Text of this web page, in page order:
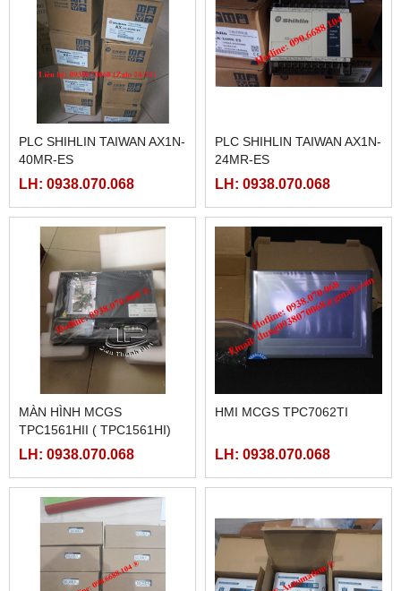
PLC SHIHLIN TAIWAN AX1N-
40MR-ES
LH: 0938.070.068
PLC SHIHLIN TAIWAN AX1N-
24MR-ES
LH: 0938.070.068
MÀN HÌNH MCGS
TPC1561HII ( TPC1561HI)
LH: 0938.070.068
HMI MCGS TPC7062TI
LH: 0938.070.068